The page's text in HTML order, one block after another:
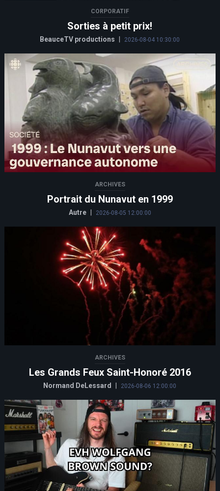
CORPORATIF
Sorties à petit prix!
BeauceTV productions 2026-08-04 10:30:00
ARCHIVES
Portrait du Nunavut en 1999
Autre 2026-08-05 12:00:00
ARCHIVES
Les Grands Feux Saint-Honoré 2016
Normand DeLessard 2026-08-06 12:00:00